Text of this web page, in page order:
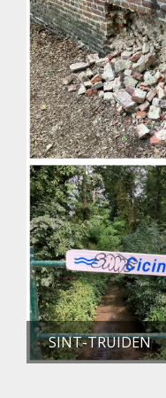
SINT-TRUIDEN